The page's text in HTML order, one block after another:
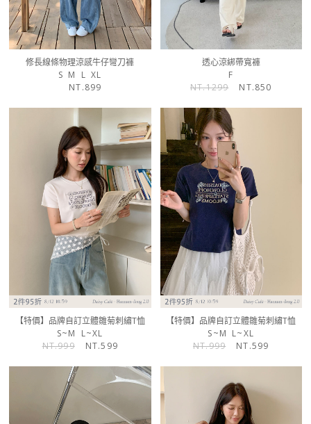
修長線條物理涼感牛仔彎刀褲
S M L XL
NT.899
透心涼綁帶寬褲
F
NT.1299
NT.850
【特價】品牌自訂立體雛菊刺繡T恤
S~M
L~XL
NT.999
NT.599
【特價】品牌自訂立體雛菊刺繡T恤
S~M L~XL
NT.999
NT.599